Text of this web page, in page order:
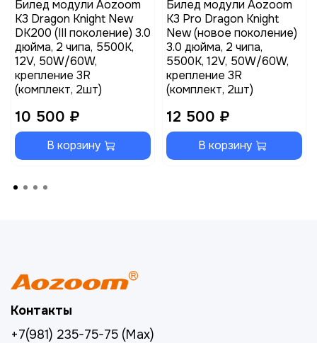
Билед модули Aozoom
K3 Dragon Knight New
DK200 (III поколение) 3.0
дюйма, 2 чипа, 5500K,
12V, 50W/60W,
крепление 3R
(комплект, 2шт)
10 500 ₽
В корзину
Билед модули Aozoom
K3 Pro Dragon Knight
New (новое поколение)
3.0 дюйма, 2 чипа,
5500K, 12V, 50W/60W,
крепление 3R
(комплект, 2шт)
12 500 ₽
В корзину
Контакты
+7(981) 235-75-75 (Max)